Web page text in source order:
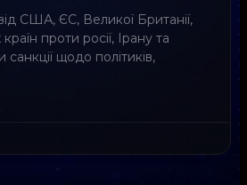
США, ЄС, Великої Британії,
проти росії, Ірану та
щодо політиків,